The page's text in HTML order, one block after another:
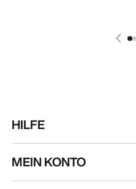
HILFE
MEIN KONTO